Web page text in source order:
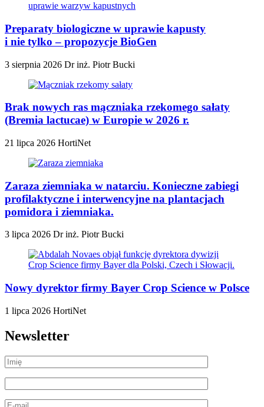
Preparaty biologiczne w uprawie kapusty
i nie tylko – propozycje BioGen
3 sierpnia 2026 Dr inż. Piotr Bucki
Brak nowych ras mączniaka rzekomego sałaty
(Bremia lactucae) w Europie w 2026 r.
21 lipca 2026 HortiNet
Zaraza ziemniaka w natarciu. Konieczne zabiegi
profilaktyczne i interwencyjne na plantacjach
pomidora i ziemniaka.
3 lipca 2026 Dr inż. Piotr Bucki
Nowy dyrektor firmy Bayer Crop Science w Polsce
1 lipca 2026 HortiNet
Newsletter